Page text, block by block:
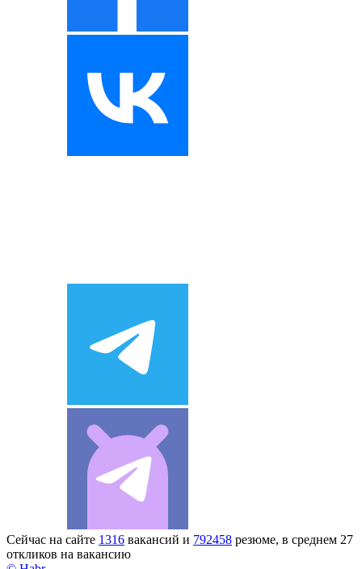
Сейчас на сайте 1316 вакансий и 792458 резюме, в среднем 27
откликов на вакансию